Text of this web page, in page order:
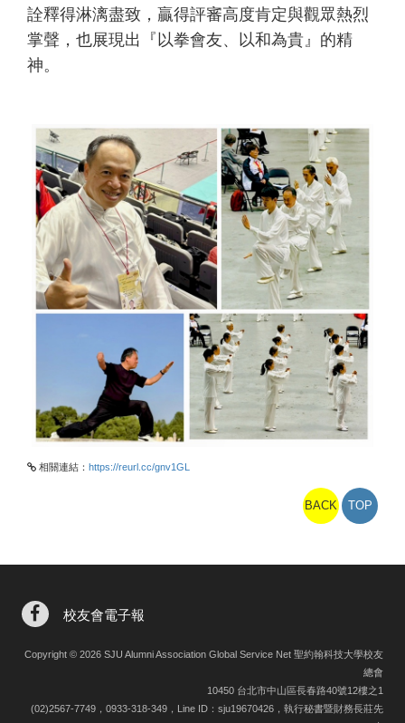
詮釋得淋漓盡致，贏得評審高度肯定與觀眾熱烈
掌聲，也展現出『以拳會友、以和為貴』的精
神。
相關連結： https://reurl.cc/gnv1GL
BACK TOP
校友會電子報
Copyright © 2026 SJU Alumni Association Global Service Net 聖約翰科技大學校友
總會
10450 台北市中山區長春路40號12樓之1
(02)2567-7749，0933-318-349，Line ID：sju19670426，執行秘書暨財務長莊先